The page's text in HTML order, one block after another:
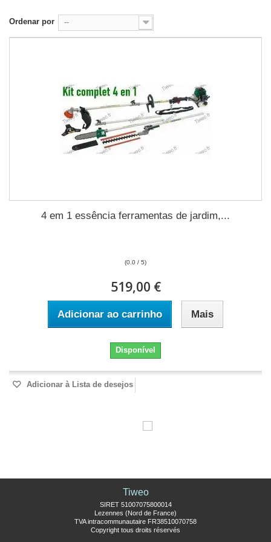
Ordenar por --
4 em 1 essência ferramentas de jardim,...
(0.0 / 5)
519,00 €
Adicionar ao carrinho Mais
Disponível
Adicionar à Lista de desejos
Tiweo
SIRET 51007075800014
Lezennes (Nord de France)
TVA intracommunautaire FR38510070758
Copyright tous droits réservés